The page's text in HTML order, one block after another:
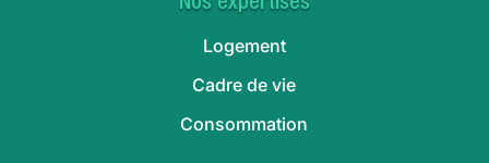
Nos expertises
Logement
Cadre de vie
Consommation